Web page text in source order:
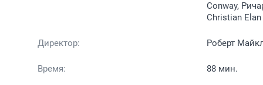
Conway,
Christian Elan
Директор: Роберт
Время: 88 мин.